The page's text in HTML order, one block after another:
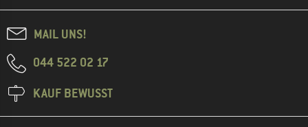
MAIL UNS!
044 522 02 17
KAUF BEWUSST